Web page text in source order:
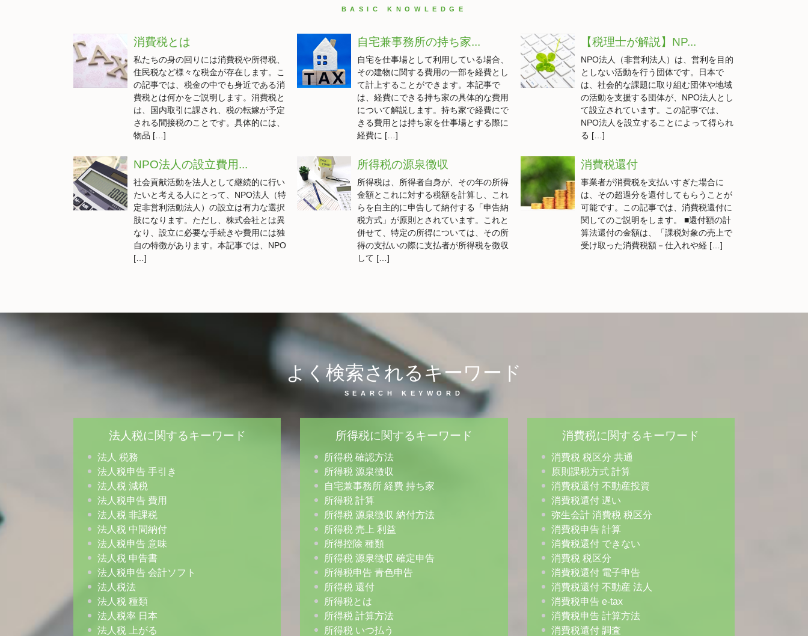
消費税とは
私たちの身の回りには消費税や所得税、
住民税など様々な税金が存在します。こ
の記事では、税金の中でも身近である消
費税とは何かをご説明します。消費税と
は、国内取引に課され、税の転嫁が予定
される間接税のことです。具体的には、
物品 […]
自宅兼事務所の持ち家...
自宅を仕事場として利用している場合、
その建物に関する費用の一部を経費とし
て計上することができます。本記事で
は、経費にできる持ち家の具体的な費用
について解説します。持ち家で経費にで
きる費用とは持ち家を仕事場とする際に
経費に […]
【税理士が解説】NP...
NPO法人（非営利法人）は、営利を目的
としない活動を行う団体です。日本で
は、社会的な課題に取り組む団体や地域
の活動を支援する団体が、NPO法人とし
て設立されています。この記事では、
NPO法人を設立することによって得られ
る […]
NPO法人の設立費用...
社会貢献活動を法人として継続的に行い
たいと考える人にとって、NPO法人（特
定非営利活動法人）の設立は有力な選択
肢になります。ただし、株式会社とは異
なり、設立に必要な手続きや費用には独
自の特徴があります。本記事では、NPO
[…]
所得税の源泉徴収
所得税は、所得者自身が、その年の所得
金額とこれに対する税額を計算し、これ
らを自主的に申告して納付する「申告納
税方式」が原則とされています。これと
併せて、特定の所得については、その所
得の支払いの際に支払者が所得税を徴収
して […]
消費税還付
事業者が消費税を支払いすぎた場合に
は、その超過分を還付してもらうことが
可能です。この記事では、消費税還付に
関してのご説明をします。 ■還付額の計
算法還付の金額は、「課税対象の売上で
受け取った消費税額－仕入れや経 […]
よく検索されるキーワード
法人税に関するキーワード
法人 税務
法人税申告 手引き
法人税 減税
法人税申告 費用
法人税 非課税
法人税 中間納付
法人税申告 意味
法人税 申告書
法人税申告 会計ソフト
法人税法
法人税 種類
法人税率 日本
法人税 上がる
所得税に関するキーワード
所得税 確認方法
所得税 源泉徴収
自宅兼事務所 経費 持ち家
所得税 計算
所得税 源泉徴収 納付方法
所得税 売上 利益
所得控除 種類
所得税 源泉徴収 確定申告
所得税申告 青色申告
所得税 還付
所得税とは
所得税 計算方法
所得税 いつ払う
消費税に関するキーワード
消費税 税区分 共通
原則課税方式 計算
消費税還付 不動産投資
消費税還付 遅い
弥生会計 消費税 税区分
消費税申告 計算
消費税還付 できない
消費税 税区分
消費税還付 電子申告
消費税還付 不動産 法人
消費税申告 e-tax
消費税申告 計算方法
消費税還付 調査